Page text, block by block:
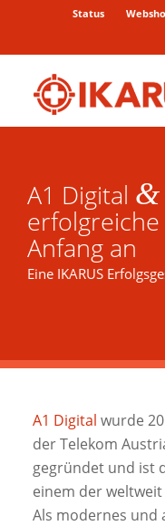
Status
A1 Digital &
Anfang an
Eine IKARUS
A1 Digital wurde
der Telekom
gegründet und ist
einem der
Als modernes und